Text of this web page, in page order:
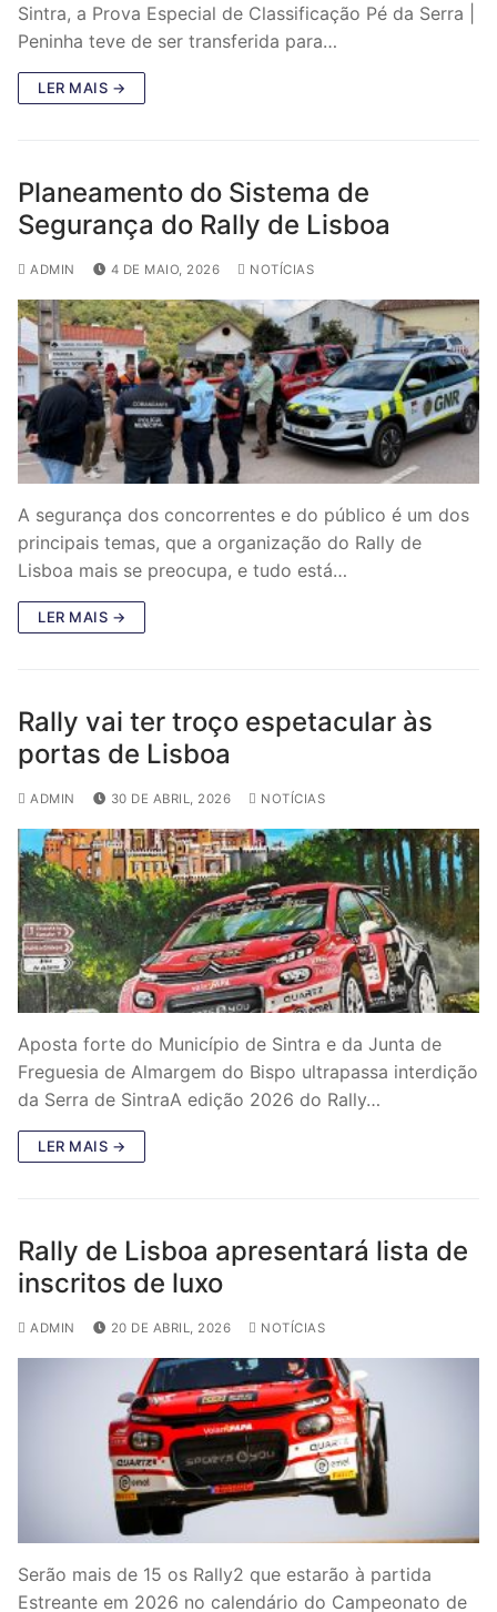
Sintra, a Prova Especial de Classificação Pé da Serra |
Peninha teve de ser transferida para…
LER MAIS →
Planeamento do Sistema de
Segurança do Rally de Lisboa
ADMIN 4 DE MAIO, 2026 NOTÍCIAS
A segurança dos concorrentes e do público é um dos
principais temas, que a organização do Rally de
Lisboa mais se preocupa, e tudo está…
LER MAIS →
Rally vai ter troço espetacular às
portas de Lisboa
ADMIN 30 DE ABRIL, 2026 NOTÍCIAS
Aposta forte do Município de Sintra e da Junta de
Freguesia de Almargem do Bispo ultrapassa interdição
da Serra de SintraA edição 2026 do Rally…
LER MAIS →
Rally de Lisboa apresentará lista de
inscritos de luxo
ADMIN 20 DE ABRIL, 2026 NOTÍCIAS
Serão mais de 15 os Rally2 que estarão à partida
Estreante em 2026 no calendário do Campeonato de